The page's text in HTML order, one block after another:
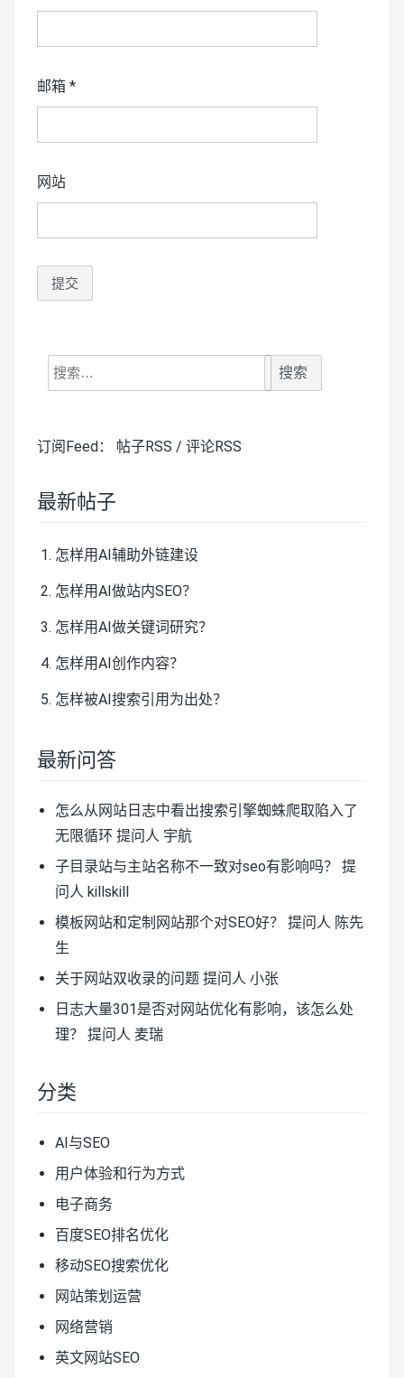
邮箱 *
网站
搜
索：
订阅Feed： 帖子RSS / 评论RSS
最新帖子
怎样用AI辅助外链建设
怎样用AI做站内SEO？
怎样用AI做关键词研究？
怎样用AI创作内容？
怎样被AI搜索引用为出处？
最新问答
怎么从网站日志中看出搜索引擎蜘蛛爬取陷入了
无限循环 提问人 宇航
子目录站与主站名称不一致对seo有影响吗？
提
问人 killskill
模板网站和定制网站那个对SEO好？
提问人 陈先
生
关于网站双收录的问题 提问人 小张
日志大量301是否对网站优化有影响，该怎么处
理？
提问人 麦瑞
分类
AI与SEO
用户体验和行为方式
电子商务
百度SEO排名优化
移动SEO搜索优化
网站策划运营
网络营销
英文网站SEO